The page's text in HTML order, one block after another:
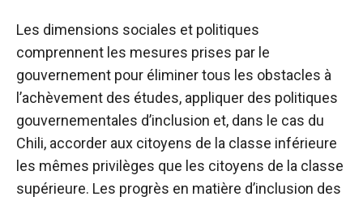
Les dimensions sociales et politiques
comprennent les mesures prises par le
gouvernement pour éliminer tous les obstacles à
l’achèvement des études, appliquer des politiques
gouvernementales d’inclusion et, dans le cas du
Chili, accorder aux citoyens de la classe inférieure
les mêmes privilèges que les citoyens de la classe
supérieure. Les progrès en matière d’inclusion des